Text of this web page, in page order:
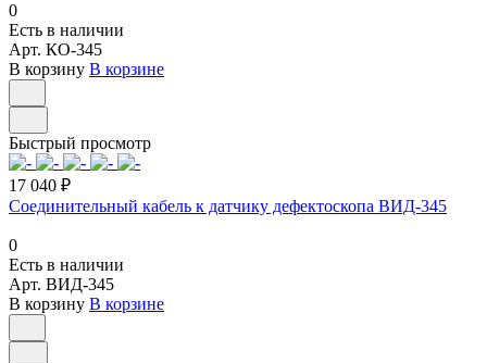
0
Есть в наличии
Арт. КО-345
В корзину В корзине
Быстрый просмотр
17 040 ₽
Соединительный кабель к датчику дефектоскопа ВИД-345
0
Есть в наличии
Арт. ВИД-345
В корзину В корзине